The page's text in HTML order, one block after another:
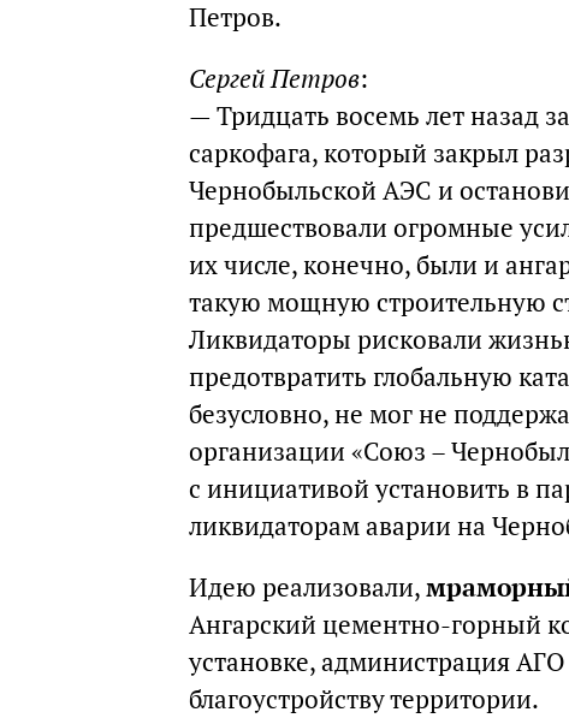
Петров.
Сергей Петров:
— Тридцать восемь лет назад
саркофага, который закрыл
Чернобыльской АЭС и
предшествовали огромные
их числе, конечно, были и
такую мощную строительную
Ликвидаторы рисковали
предотвратить глобальную
безусловно, не мог не
организации «Союз –
с инициативой установить в
ликвидаторам аварии на
Идею реализовали,
Ангарский цементно-горный
установке, администрация АГО
благоустройству территории.